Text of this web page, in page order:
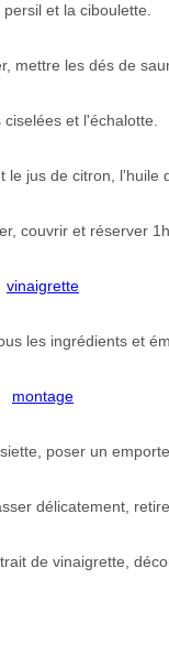
et la ciboulette.
mettre les dés de
et l'échalotte.
jus de citron, l'huile
couvrir et réserver
vinaigrette
les ingrédients et
montage
poser un
délicatement,
de vinaigrette,